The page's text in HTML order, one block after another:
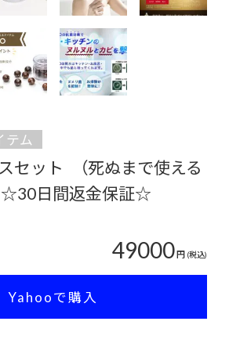
テム
セット （死ぬまで使える
）☆30日間返金保証☆
49000円 (税込)
Yahooで購入